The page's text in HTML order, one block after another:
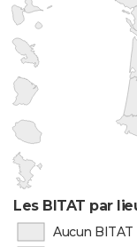
Les BITAT par
Aucun